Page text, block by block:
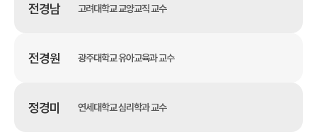
전경남 고려대학교 교양교직 교수
전경원 광주대학교 유아교육과 교수
정경미 연세대학교 심리학과 교수